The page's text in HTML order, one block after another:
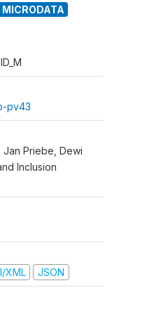
pv43
Jan Priebe, Dewi
Inclusion
XML JSON